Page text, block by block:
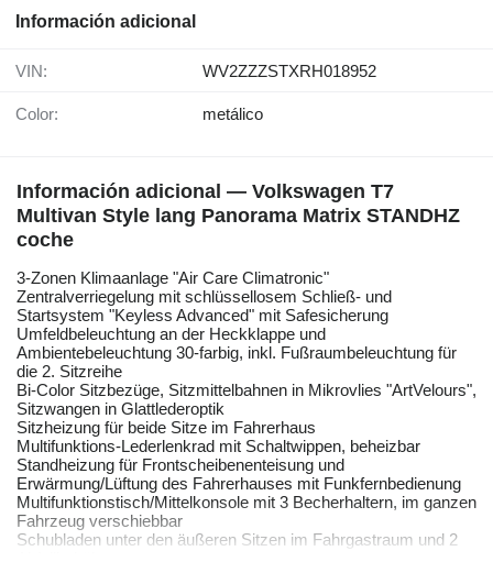
Información adicional
VIN: WV2ZZZSTXRH018952
Color: metálico
Información adicional — Volkswagen T7
Multivan Style lang Panorama Matrix STANDHZ
coche
3-Zonen Klimaanlage "Air Care Climatronic"
Zentralverriegelung mit schlüssellosem Schließ- und
Startsystem "Keyless Advanced" mit Safesicherung
Umfeldbeleuchtung an der Heckklappe und
Ambientebeleuchtung 30-farbig, inkl. Fußraumbeleuchtung für
die 2. Sitzreihe
Bi-Color Sitzbezüge, Sitzmittelbahnen in Mikrovlies "ArtVelours",
Sitzwangen in Glattlederoptik
Sitzheizung für beide Sitze im Fahrerhaus
Multifunktions-Lederlenkrad mit Schaltwippen, beheizbar
Standheizung für Frontscheibenenteisung und
Erwärmung/Lüftung des Fahrerhauses mit Funkfernbedienung
Multifunktionstisch/Mittelkonsole mit 3 Becherhaltern, im ganzen
Fahrzeug verschiebbar
Schubladen unter den äußeren Sitzen im Fahrgastraum und 2